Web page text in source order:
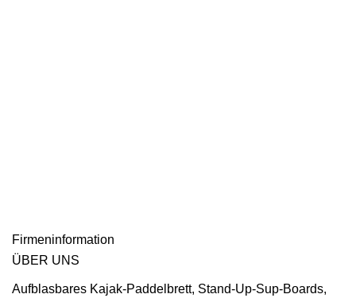
Firmeninformation
ÜBER UNS
Aufblasbares Kajak-Paddelbrett, Stand-Up-Sup-Boards,